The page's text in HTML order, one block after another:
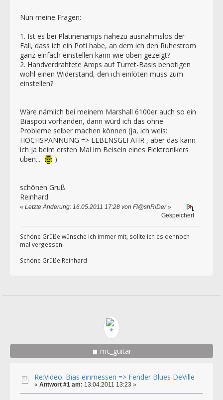
Nun meine Fragen:
1. Ist es bei Platinenamps nahezu ausnahmslos der
Fall, dass ich ein Poti habe, an dem ich den Ruhestrom
ganz einfach einstellen kann wie oben gezeigt?
2. Handverdrahtete Amps auf Turret-Basis benötigen
wohl einen Widerstand, den ich einlöten muss zum
einstellen?
Wäre nämlich bei meinem Marshall 6100er auch so ein
Biaspoti vorhanden, dann würd ich das ohne
Probleme selber machen können (ja, ich weis:
HOCHSPANNUNG => LEBENSGEFAHR , aber das kann
ich ja beim ersten Mal im Beisein eines Elektronikers
üben...
)
schönen Gruß
Reinhard
« Letzte Änderung: 16.05.2011 17:28 von Fl@shR!Der»
Gespeichert
Schöne Grüße wünsche ich immer mit, sollte ich es dennoch
mal vergessen:
Schöne Grüße Reinhard
mc_guitar
Re:Video: Bias einmessen => Fender Blues DeVille
« Antwort #1 am: 13.04.2011 13:23 »